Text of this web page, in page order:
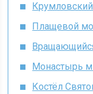
Плащевой
Монастырь
Костёл